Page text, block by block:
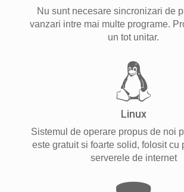
Nu sunt necesare sincronizari de
vanzari intre mai multe programe.
un tot unitar.
Linux
Sistemul de operare propus de noi
este gratuit si foarte solid, folosit cu
serverele de internet